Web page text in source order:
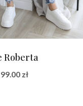
Roberta
Pierwotna
99.00 złAktualna